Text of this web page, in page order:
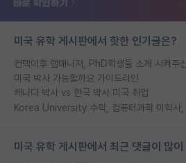
미국 유학 게시판에서 핫한 인기글은?
미국 박사 가능할까요 가이드라인
캐나다 박사 vs 한국 박사 미국 취업
미국 유학 게시판에서 최근 댓글이 많이